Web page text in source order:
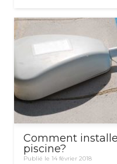
Comment
piscine?
Publié le 14 février 2018